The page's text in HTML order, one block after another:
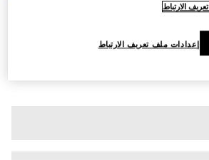
بصف أزرار واحد
الارتباط
إعدادات ملف تعريف الارتباط